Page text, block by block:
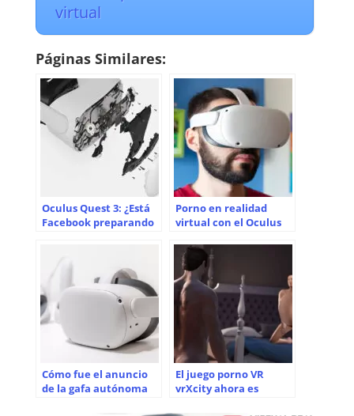
virtual
Páginas Similares:
Oculus Quest 3: ¿Está
Facebook preparando
para el porno en
realidad virtual?
Porno en realidad
virtual con el Oculus
Cómo fue el anuncio
de la gafa autónoma
El juego porno VR
vrXcity ahora es